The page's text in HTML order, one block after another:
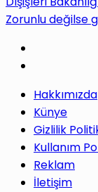
Zorunlu değilse
Hakkımızda
Künye
Gizlilik
Kullanım
Reklam
İletişim